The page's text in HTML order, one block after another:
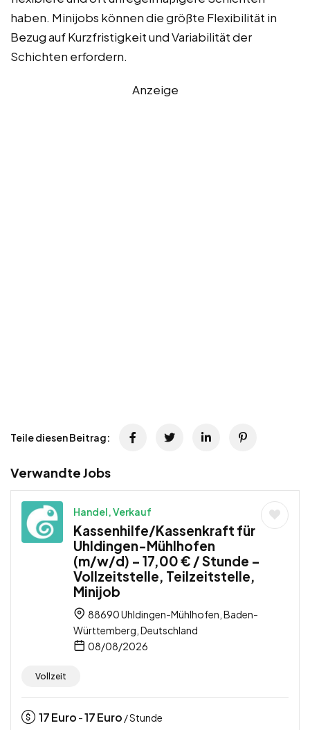
haben. Minijobs können die größte Flexibilität in
Bezug auf Kurzfristigkeit und Variabilität der
Schichten erfordern.
Anzeige
Teile diesen Beitrag:
Verwandte Jobs
Handel, Verkauf
Kassenhilfe/Kassenkraft für
Uhldingen-Mühlhofen
(m/w/d) – 17,00 € / Stunde –
Vollzeitstelle, Teilzeitstelle,
Minijob
88690 Uhldingen-Mühlhofen, Baden-
Württemberg, Deutschland
08/08/2026
Vollzeit
17Euro -17Euro / Stunde